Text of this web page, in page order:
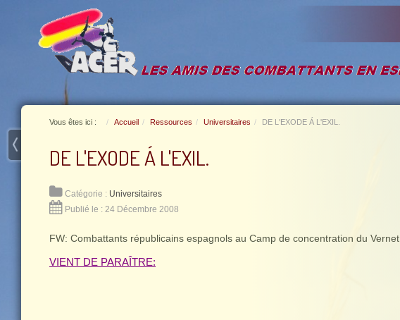
Vous êtes ici : Accueil Ressources Universitaires DE L'EXODE Á L'EXIL.
DE L'EXODE Á L'EXIL.
Catégorie : Universitaires
Publié le : 24 Décembre 2008
FW: Combattants républicains espagnols au Camp de concentration du Vernet
VIENT DE PARAÎTRE: